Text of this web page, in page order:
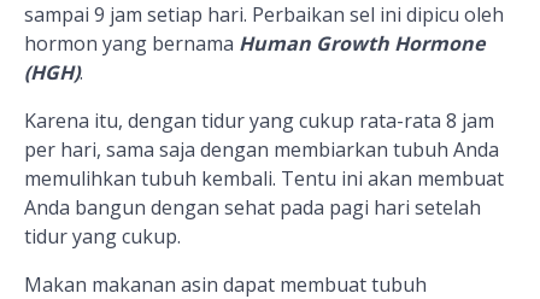
sampai 9 jam setiap hari. Perbaikan sel ini dipicu oleh
hormon yang bernama Human Growth Hormone
(HGH).
Karena itu, dengan tidur yang cukup rata-rata 8 jam
per hari, sama saja dengan membiarkan tubuh Anda
memulihkan tubuh kembali. Tentu ini akan membuat
Anda bangun dengan sehat pada pagi hari setelah
tidur yang cukup.
Makan makanan asin dapat membuat tubuh